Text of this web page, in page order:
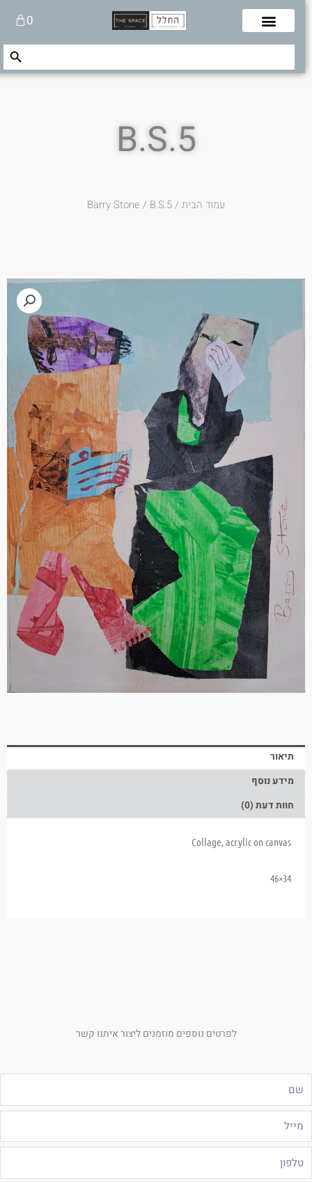
0עגלת
קניות
Search
Search Button
B.S.5
עמוד הבית/
Barry Stone/ B.S.5
תיאור
מידע נוסף
חוות דעת (0)
Collage, acrylic on canvas
34×46
לפרטים נוספים מוזמנים ליצור איתנו קשר